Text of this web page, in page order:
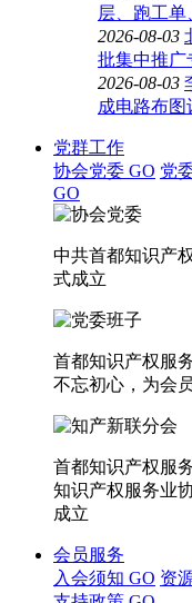
层、跑工
2026-08-03
批集中推广
2026-08-03
成电路布图
党群工作
协会党委 GO 党
GO
中共首都知识产
式成立
首都知识产权服
不忘初心，为会
首都知识产权服
知识产权服务业
成立
会员服务
入会须知 GO 资